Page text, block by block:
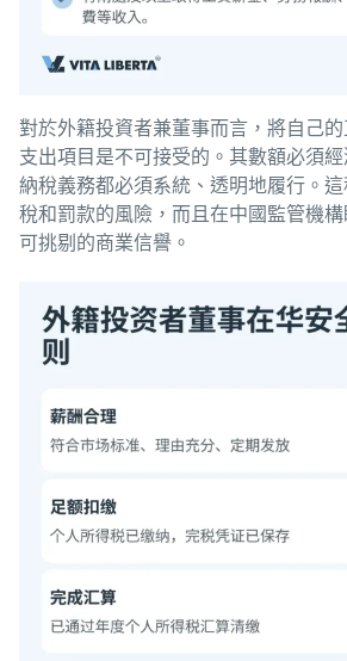
對於外籍投資者兼董事而言，將自己
支出項目是不可接受的。其數額必須
納稅義務都必須系統、透明地履行。
稅和罰款的風險，而且在中國監管機
可挑剔的商業信譽。